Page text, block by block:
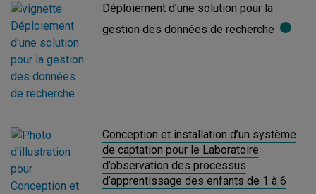
Déploiement d’une solution pour la
gestion des données de recherche
Conception et installation d’un système
de captation pour le Laboratoire
d’observation des processus
d’apprentissage des enfants de 1 à 6